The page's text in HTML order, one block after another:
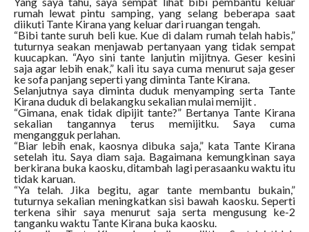
rumah lewat pintu samping, yang selang beberapa saat
diikuti Tante Kirana yang keluar dari ruangan tengah.
“Bibi tante suruh beli kue. Kue di dalam rumah telah habis,”
tuturnya seakan menjawab pertanyaan yang tidak sempat
kuucapkan. “Ayo sini tante lanjutin mijitnya. Geser kesini
saja agar lebih enak,” kali itu saya cuma menurut saja geser
ke sofa panjang seperti yang diminta Tante Kirana.
Selanjutnya saya diminta duduk menyamping serta Tante
Kirana duduk di belakangku sekalian mulai memijit .
“Gimana, enak tidak dipijit tante?” Bertanya Tante Kirana
sekalian tangannya terus memijitku. Saya cuma
mengangguk perlahan.
“Biar lebih enak, kaosnya dibuka saja,” kata Tante Kirana
setelah itu. Saya diam saja. Bagaimana kemungkinan saya
berkirana buka kaosku, ditambah lagi perasaanku waktu itu
tidak karuan.
“Ya telah. Jika begitu, agar tante membantu bukain,”
tuturnya sekalian meningkatkan sisi bawah kaosku. Seperti
terkena sihir saya menurut saja serta mengusung ke-2
tanganku waktu Tante Kirana buka kaosku.